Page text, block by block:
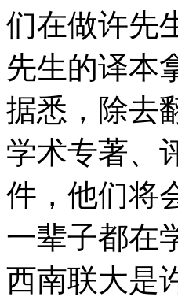
们在做许先
先生的译本
据悉，除去
学术专著、
件，他们将
一辈子都在
西南联大是